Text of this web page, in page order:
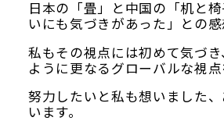
日本の「畳」と中国の「机と
いにも気づきがあった」との感
私もその視点には初めて気づ
ように更なるグローバルな視
努力したいと私も想いました
います。